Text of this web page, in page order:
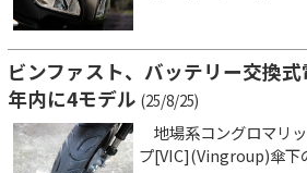
ビンファスト、バッテリー交換
年内に4モデル (25/8/25)
地場系コングロマリ
プ[VIC](Vingroup)傘下